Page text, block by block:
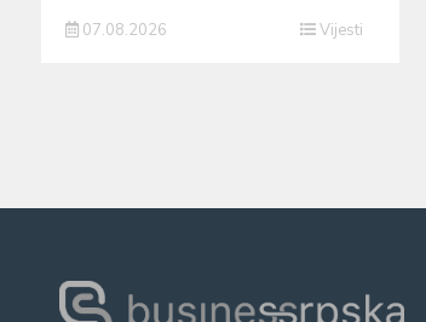
07.08.2026 Vijesti